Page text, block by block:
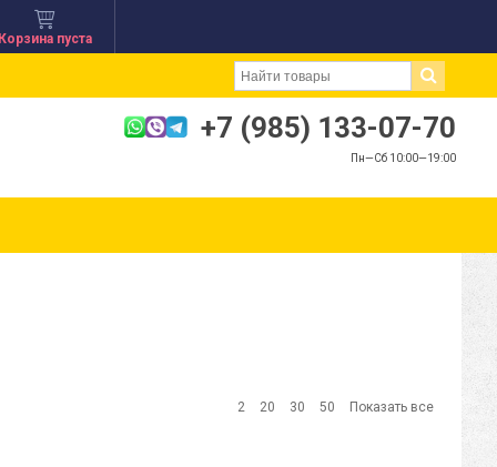
Корзина пуста
+7 (985) 133-07-70
Пн—Сб 10:00—19:00
2 20 30 50 Показать все